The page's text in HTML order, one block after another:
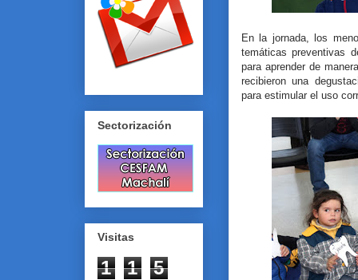
En la jornada, los
temáticas preventivas
para aprender de
recibieron una
para estimular el uso
Sectorización
Visitas
1 1
5